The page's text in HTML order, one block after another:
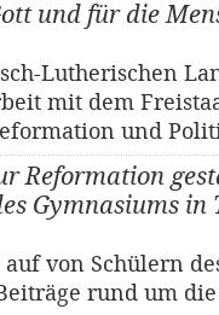
und für die
Lutherischen
mit dem
und
Reformation
Gymnasiums in
von Schülern
rund um die